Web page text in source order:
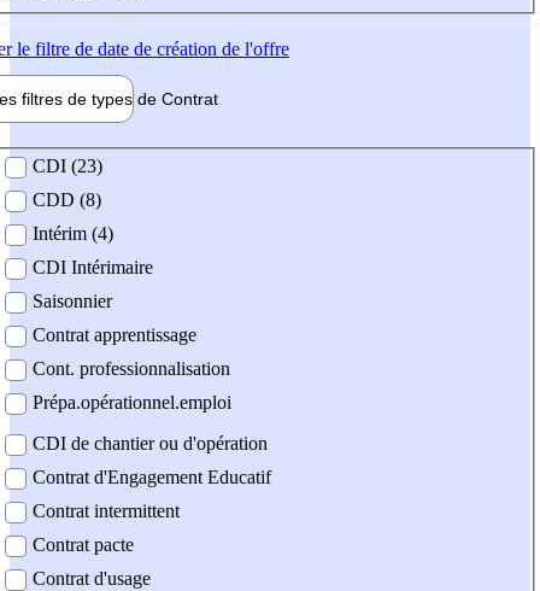
le filtre de date de création de l'offre
filtres de types de Contrat
contrat
CDI (23)
CDD (8)
Intérim (4)
CDI Intérimaire
Saisonnier
Contrat apprentissage
Cont. professionnalisation
Prépa.opérationnel.emploi
CDI de chantier ou d'opération
Contrat d'Engagement Educatif
Contrat intermittent
Contrat pacte
Contrat d'usage